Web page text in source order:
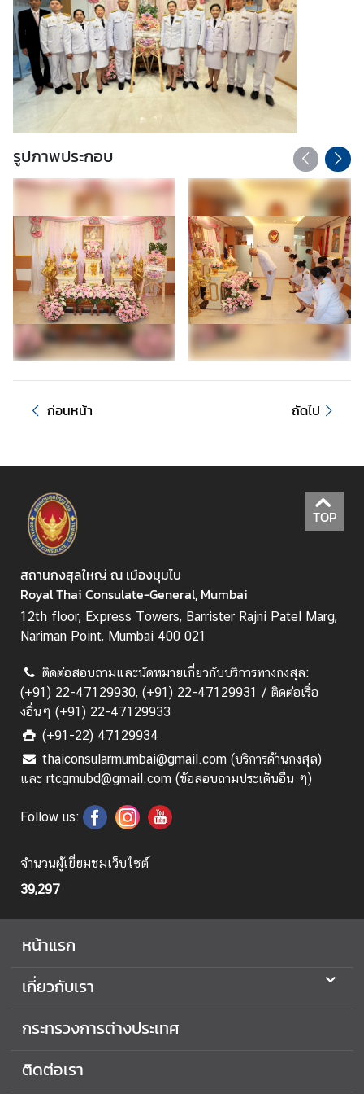
รูปภาพประกอบ
ก่อนหน้า ถัดไป
TOP
สถานกงสุลใหญ่ ณ เมืองมุมไบ
Royal Thai Consulate-General, Mumbai
12th floor, Express Towers, Barrister Rajni Patel Marg,
Nariman Point, Mumbai 400 021
ติดต่อสอบถามและนัดหมายเกี่ยวกับบริการทางกงสุล:
(+91) 22-47129930, (+91) 22-47129931 / ติดต่อเรื่อ
งอื่นๆ (+91) 22-47129933
(+91-22) 47129934
thaiconsularmumbai@gmail.com (บริการด้านกงสุล)
และ rtcgmubd@gmail.com (ข้อสอบถามประเด็นอื่น ๆ)
Follow us:
จำนวนผู้เยี่ยมชมเว็บไซต์
39,297
หน้าแรก
เกี่ยวกับเรา
กระทรวงการต่างประเทศ
ติดต่อเรา